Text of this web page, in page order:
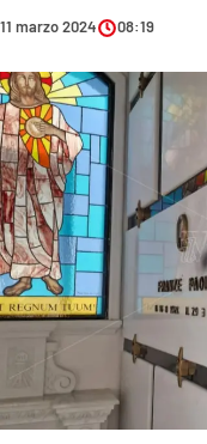
SANITÀ
AMBIENTE
SOCIETÀ
CULTURA
ECONOMIA E LAVORO
EVENTI
SPORT
Streaming
11 marzo 2024 08:19